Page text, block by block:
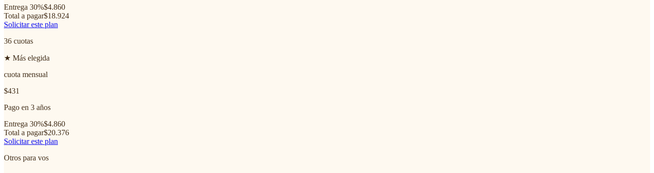
Entrega 30%$4.860
Total a pagar$18.924
Solicitar este plan
36 cuotas
★ Más elegida
cuota mensual
$431
Pago en 3 años
Entrega 30%$4.860
Total a pagar$20.376
Solicitar este plan
Otros para vos